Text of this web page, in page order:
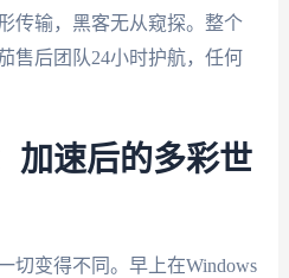
传输，黑客无从窥探。整个
售后团队24小时护航，任何
加速后的多彩世
切变得不同。早上在Windows